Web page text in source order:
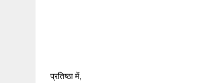
प्रतिष्ठा में,